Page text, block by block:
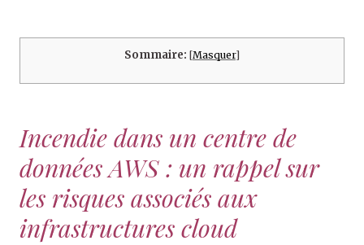
Sommaire: [Masquer]
Incendie dans un centre de
données AWS : un rappel sur
les risques associés aux
infrastructures cloud